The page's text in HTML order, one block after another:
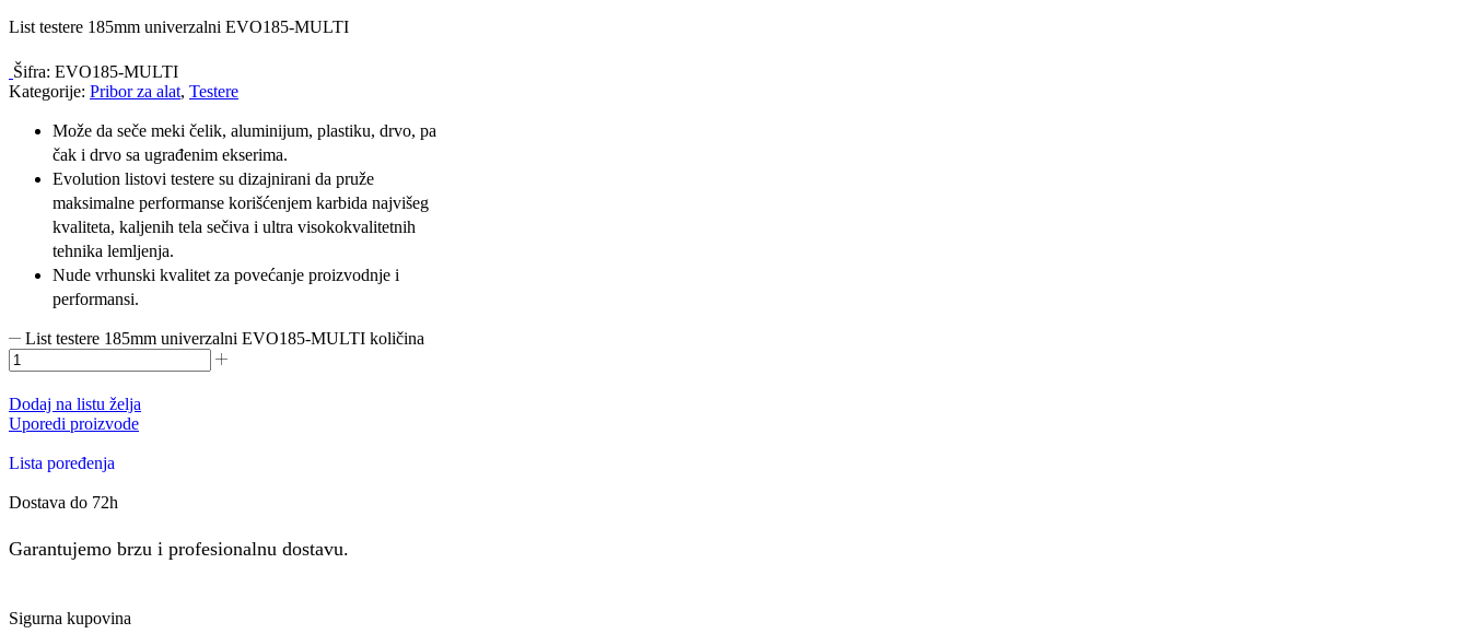
List testere 185mm univerzalni EVO185-MULTI
Šifra: EVO185-MULTI
Kategorije: Pribor za alat, Testere
Može da seče meki čelik, aluminijum, plastiku, drvo, pa
čak i drvo sa ugrađenim ekserima.
Evolution listovi testere su dizajnirani da pruže
maksimalne performanse korišćenjem karbida najvišeg
kvaliteta, kaljenih tela sečiva i ultra visokokvalitetnih
tehnika lemljenja.
Nude vrhunski kvalitet za povećanje proizvodnje i
performansi.
List testere 185mm univerzalni EVO185-MULTI količina
Dodaj na listu želja
Uporedi proizvode
Lista poređenja
Dostava do 72h
Garantujemo brzu i profesionalnu dostavu.
Sigurna kupovina